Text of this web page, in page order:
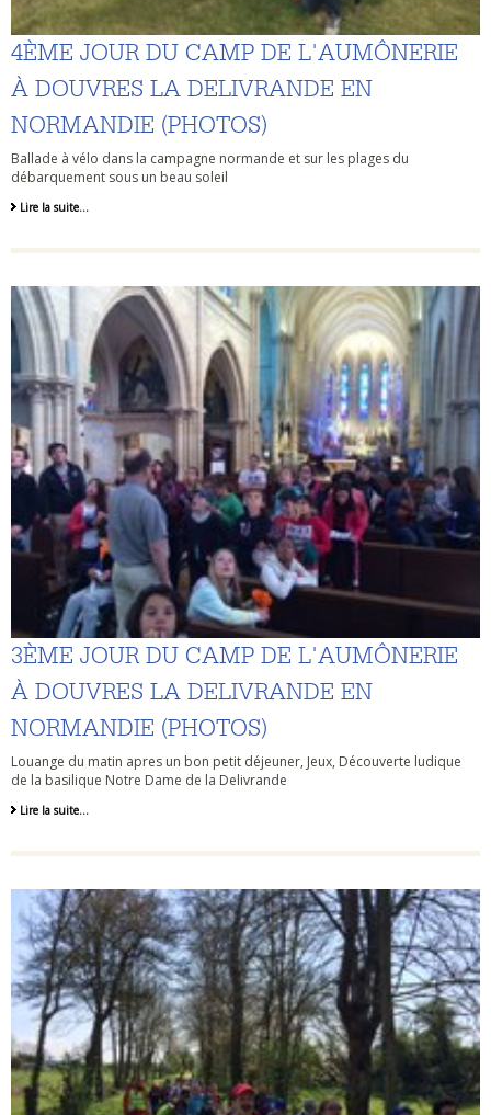
4ÈME JOUR DU CAMP DE L'AUMÔNERIE
À DOUVRES LA DELIVRANDE EN
NORMANDIE (PHOTOS)
Ballade à vélo dans la campagne normande et sur les plages du
débarquement sous un beau soleil
Lire la suite…
3ÈME JOUR DU CAMP DE L'AUMÔNERIE
À DOUVRES LA DELIVRANDE EN
NORMANDIE (PHOTOS)
Louange du matin apres un bon petit déjeuner, Jeux, Découverte ludique
de la basilique Notre Dame de la Delivrande
Lire la suite…